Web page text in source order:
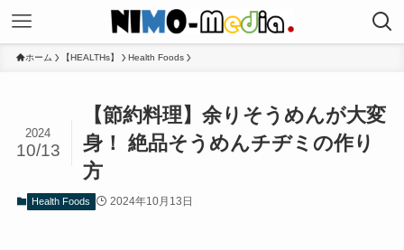
ホーム 【HEALTHs】 Health Foods
【節約料理】余りそうめんが大変
身！ 絶品そうめんチヂミの作り
方
2024
10/13
Health Foods 2024年10月13日